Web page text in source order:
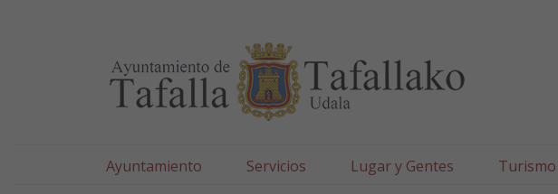
Ayuntamiento Servicios Lugar y Gentes Turismo